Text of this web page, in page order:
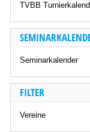
TVBB
Seminarkalender
FILTER
Vereine